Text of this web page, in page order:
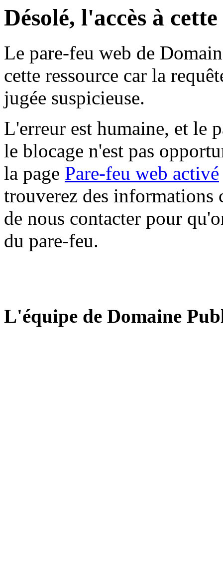
Désolé, l'accès à
Le pare-feu web de
cette ressource car la
jugée suspicieuse.
L'erreur est humaine, et le
le blocage n'est pas
la page Pare-feu web activé
trouverez des informations
de nous contacter pour
du pare-feu.
L'équipe de Domaine